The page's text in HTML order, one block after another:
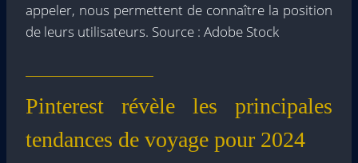
appeler, nous permettent de connaître la position
de leurs utilisateurs. Source : Adobe Stock
Pinterest révèle les principales
tendances de voyage pour 2024